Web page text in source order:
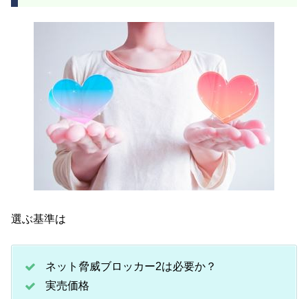
選ぶ基準は
ネット脅威ブロッカー2は必要か？
実売価格